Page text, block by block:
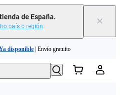
de España.
país o región. ×
| Chat with our experts now!
disponible | Envío gratuito